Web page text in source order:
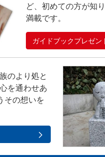
ど、初めての方が知
満載です。
ガイドブックプレゼン
のより処と
を通わせあ
その想いを